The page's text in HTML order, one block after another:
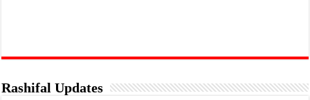
Rashifal Updates